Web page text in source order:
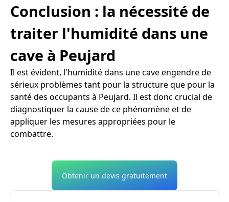
Conclusion : la nécessité de
traiter l'humidité dans une
cave à Peujard
Il est évident, l'humidité dans une cave engendre de
sérieux problèmes tant pour la structure que pour la
santé des occupants à Peujard. Il est donc crucial de
diagnostiquer la cause de ce phénomène et de
appliquer les mesures appropriées pour le
combattre.
Obtenir un devis gratuitement